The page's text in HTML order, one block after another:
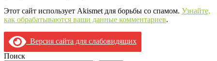
Этот сайт использует Akismet для борьбы со спамом. Узнайте,
как обрабатываются ваши данные комментариев.
Версия сайта для слабовидящих
Поиск